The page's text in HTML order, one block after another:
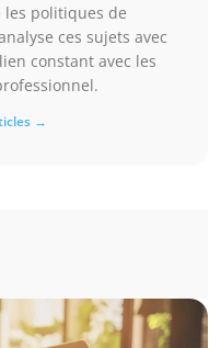
les politiques de
ces sujets avec
constant avec les
→